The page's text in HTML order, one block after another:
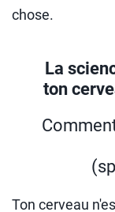
chose.
La
ton
Ton cerveau